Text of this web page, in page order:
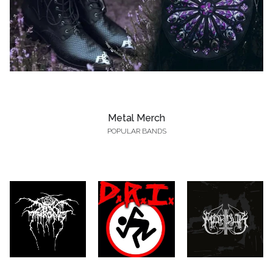
Metal Merch
POPULAR BANDS